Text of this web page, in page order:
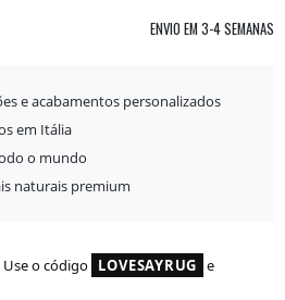
ENVIO EM 3-4 SEMANAS
e acabamentos personalizados
em Itália
o mundo
naturais premium
Use o código LOVESAYRUG e